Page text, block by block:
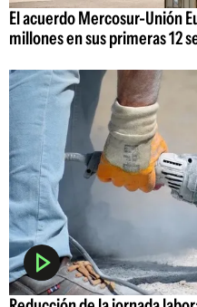
El acuerdo Mercosur-Unión
millones en sus primeras 12